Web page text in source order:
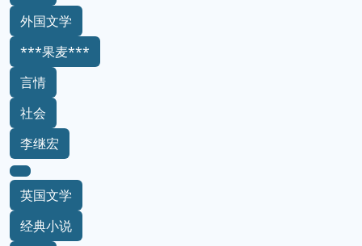
外国文学
***果麦***
言情
社会
李继宏
英国文学
经典小说